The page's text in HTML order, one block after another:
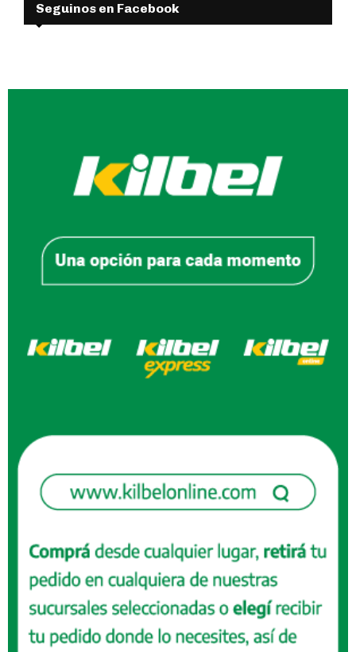
Seguinos en Facebook